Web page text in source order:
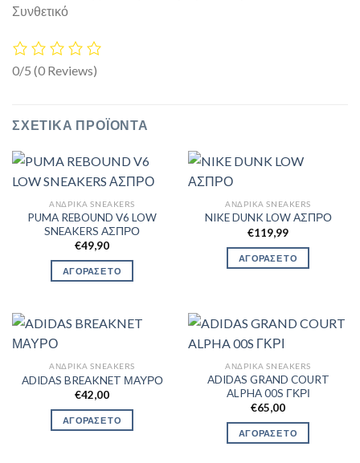
Συνθετικό
0/5 (0 Reviews)
ΣΧΕΤΙΚΆ ΠΡΟΪΌΝΤΑ
ΑΝΔΡΙΚΆ SNEAKERS
PUMA REBOUND V6 LOW
SNEAKERS ΑΣΠΡΟ
€49,90
ΑΓΟΡΑΣΕ ΤΟ
ΑΝΔΡΙΚΆ SNEAKERS
NIKE DUNK LOW ΑΣΠΡΟ
€119,99
ΑΓΟΡΑΣΕ ΤΟ
ΑΝΔΡΙΚΆ SNEAKERS
ADIDAS BREAKNET ΜΑΥΡΟ
€42,00
ΑΓΟΡΑΣΕ ΤΟ
ΑΝΔΡΙΚΆ SNEAKERS
ADIDAS GRAND COURT
ALPHA 00S ΓΚΡΙ
€65,00
ΑΓΟΡΑΣΕ ΤΟ